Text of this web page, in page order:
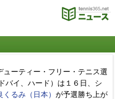
ーティー・フリー・テニス選
バイ、ハード）は１６日、シ
くるみ（日本） が予選勝ち上が